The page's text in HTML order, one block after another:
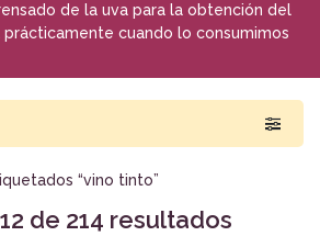
de la uva para la obtención del
cuando lo consumimos
“vino tinto”
de 214 resultados